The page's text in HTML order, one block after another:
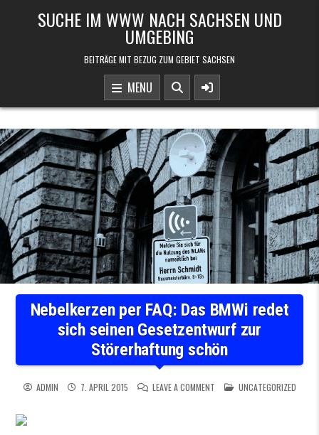
SUCHE IM WWW NACH SACHSEN UND
UMGEBING
BEITRÄGE MIT BEZUG ZUM GEBIET SACHSEN
MENU
Nebelkerzen per FAQ: Das BMWi redet
sich seinen Gesetzentwurf zur
Störerhaftung schön
ADMIN 7. APRIL 2015 LEAVE A COMMENTON NEBELKERZEN PER FAQ:
POSTED IN
UNCATEGORIZED